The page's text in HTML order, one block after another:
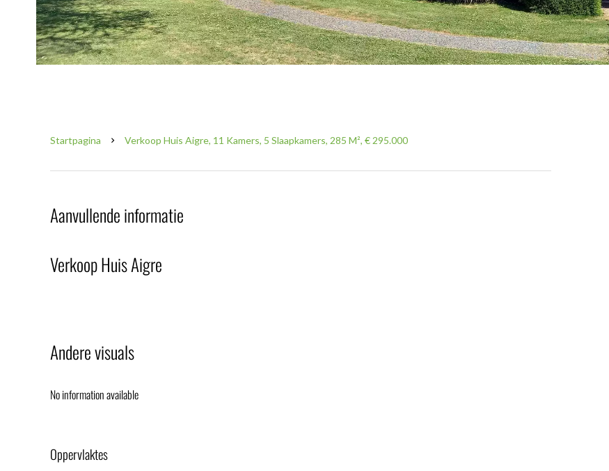
Startpagina Verkoop Huis Aigre, 11 Kamers, 5 Slaapkamers, 285 M², € 295.000
Aanvullende informatie
Verkoop Huis Aigre
Andere visuals
No information available
Oppervlaktes